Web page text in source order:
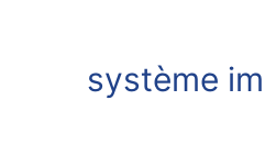
système